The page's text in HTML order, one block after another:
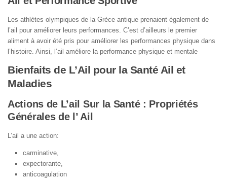
Les athlètes olympiques de la Grèce antique prenaient également de
l’ail pour améliorer leurs performances. C’est d’ailleurs le premier
aliment à avoir été pris pour améliorer les performances physique dans
l’histoire. Ainsi, l’ail améliore la performance physique et mentale
Bienfaits de L’Ail pour la Santé Ail et
Maladies
Actions de L’ail Sur la Santé : Propriétés
Générales de l’ Ail
L’ail a une action:
carminative,
expectorante,
anticoagulation